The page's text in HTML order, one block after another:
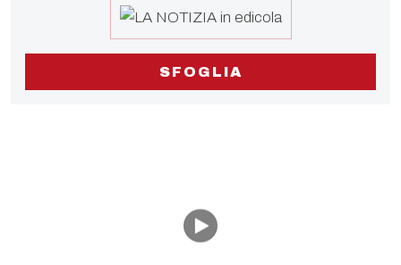
SFOGLIA